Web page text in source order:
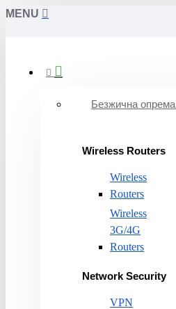
MENU
Безжична опрема
Wireless Routers
Wireless
Routers
Wireless
3G/4G
Routers
Network Security
VPN